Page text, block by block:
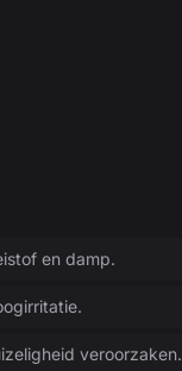
en damp.
veroorzaken.